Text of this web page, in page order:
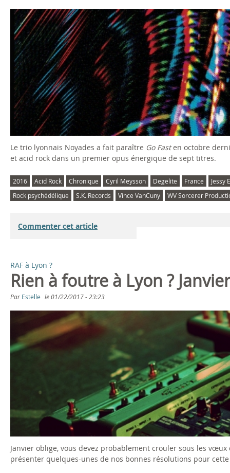
Le trio lyonnais Noyades a fait paraître Go Fasten octobre
et acid rock dans un premier opus énergique de sept titres.
2016 Acid Rock Chronique Cyril Meysson Degelite France
Jessy
Rock psychédélique
S.K. Records Vince VanCuny WV Sorcerer
Commenter cet article
RAF à Lyon ?
Rien à foutre à Lyon ?
Par Estelle le01/22/2017 - 23:23
Janvier oblige, vous devez probablement crouler sous les
présenter quelques-unes de nos bonnes résolutions pour